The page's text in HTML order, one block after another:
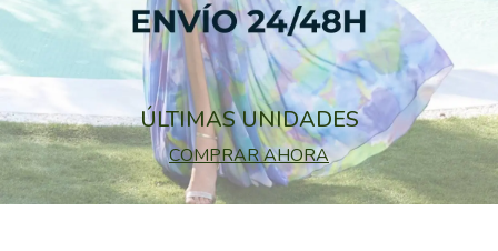
ÚLTIMAS UNIDADES
COMPRAR AHORA